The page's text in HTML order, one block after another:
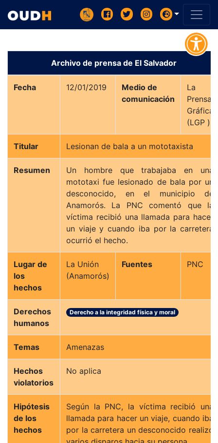
Archivo de prensa de El Salvador
Fecha 12/01/2019
Medio de
comunicación
La
Prensa
Gráfica
(LGP )
Titular Lesionan de bala a un mototaxista
Resumen
Un hombre que trabajaba en una
mototaxi fue lesionado de bala por un
desconocido, en el municipio de
Anamorós. La PNC comentó que la
víctima recibió una llamada para hacer
un viaje y cuando iba por la carretera
ocurrió el hecho.
Lugar de
los
hechos
La Unión
(Anamorós)
Fuentes PNC
Derechos
humanos
Derecho a la integridad física y moral
Temas Amenazas
Hechos
violatorios
No aplica
Hipótesis
de los
hechos
Según la PNC, la víctima recibió una
llamada para hacer un viaje, cuando iba
por la carretera un desconocido realizó